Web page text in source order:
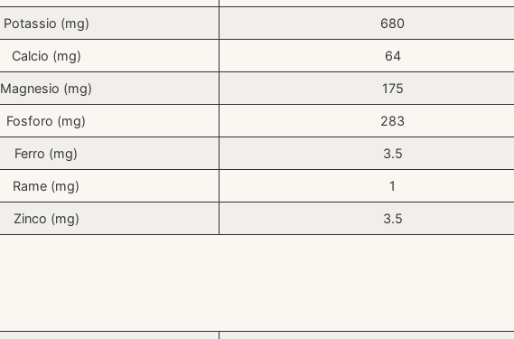
Potassio (mg) 680
Calcio (mg) 64
Magnesio (mg) 175
Fosforo (mg) 283
Ferro (mg) 3.5
Rame (mg) 1
Zinco (mg) 3.5